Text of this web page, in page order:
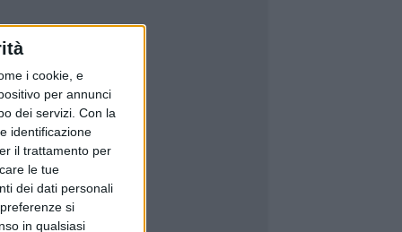
i cookie, e
per annunci
dei servizi. Con la
identificazione
il trattamento per
le tue
dei dati personali
si
in qualsiasi